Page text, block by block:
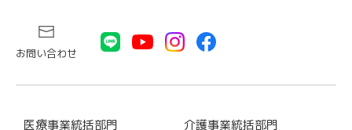
お問い合わせ
医療事業統括部門 介護事業統括部門